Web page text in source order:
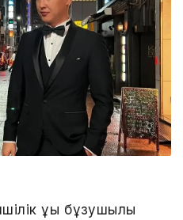
құқық бұзушылық